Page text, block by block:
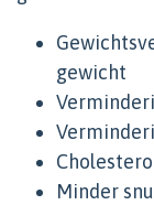
gewicht
Minder